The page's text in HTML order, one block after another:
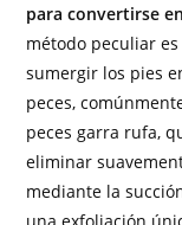
para convertirse
método peculiar
sumergir los pies
peces,
peces garra rufa,
eliminar
mediante la